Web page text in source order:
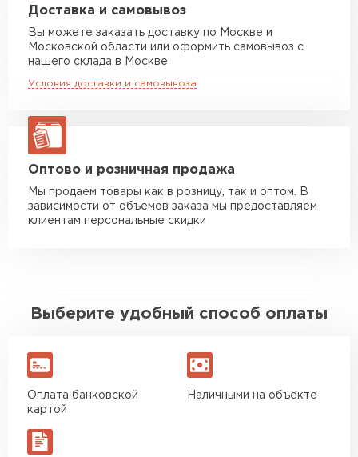
Машина до 20 тн до 80 м3
Манипулятор до 5 тн
макс. длина груза 6 м
от 7 000 руб
макс. длина груза 8 м
Манипулятор до 20 тн
макс. длина груза 13,5 м
ЗАКАЗАТЬ С ДОСТАВКОЙ
Доставка и самовывоз
Вы можете заказать доставку по Москве и
Московской области или оформить самовывоз с
нашего склада в Москве
Условия доставки и самовывоза
Оптово и розничная продажа
Мы продаем товары как в розницу, так и оптом. В
зависимости от объемов заказа мы предоставляем
клиентам персональные скидки
Выберите удобный способ оплаты
Оплата банковской
картой
Наличными на объекте